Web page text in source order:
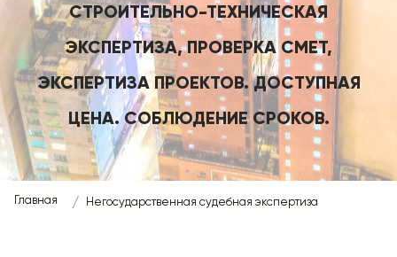
СТРОИТЕЛЬНО-ТЕХНИЧЕСКАЯ
ЭКСПЕРТИЗА, ПРОВЕРКА СМЕТ,
ЭКСПЕРТИЗА ПРОЕКТОВ. ДОСТУПНАЯ
ЦЕНА. СОБЛЮДЕНИЕ СРОКОВ.
Главная Негосударственная судебная экспертиза